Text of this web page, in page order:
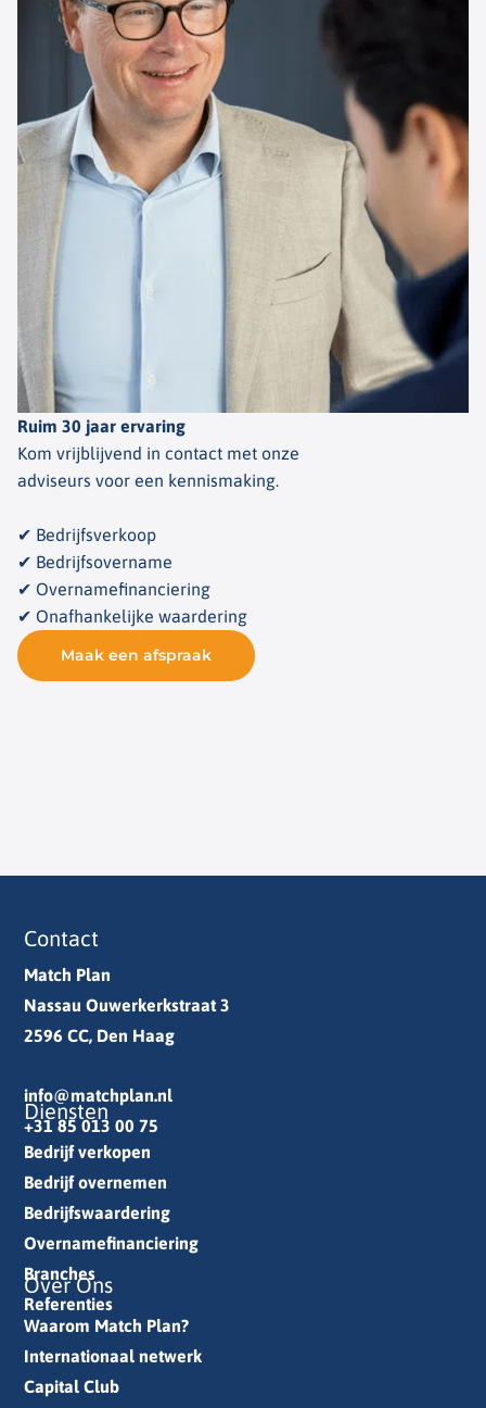
Ruim 30 jaar ervaring
Kom vrijblijvend in contact met onze
adviseurs voor een kennismaking.
✔ Bedrijfsverkoop
✔ Bedrijfsovername
✔ Overnamefinanciering
✔ Onafhankelijke waardering
Maak een afspraak
Contact
Match Plan
Nassau Ouwerkerkstraat 3
2596 CC, Den Haag
info@matchplan.nl
+31 85 013 00 75
Diensten
Bedrijf verkopen
Bedrijf overnemen
Bedrijfswaardering
Overnamefinanciering
Branches
Referenties
Over Ons
Waarom Match Plan?
Internationaal netwerk
Capital Club